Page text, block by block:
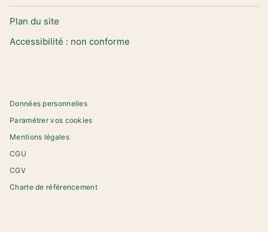
Plan du site
Accessibilité : non conforme
Données personnelles
Paramétrer vos cookies
Mentions légales
CGU
CGV
Charte de référencement